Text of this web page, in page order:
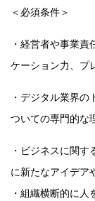
＜必須条件＞
・経営者や事業
ケーション力、プ
・デジタル業界
ついての専門的な
・ビジネスに関
に新たなアイデア
・組織横断的に